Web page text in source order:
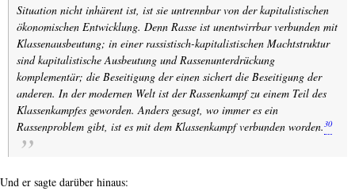
Situation nicht inhärent ist, ist sie untrennbar von der kapitalistischen
ökonomischen Entwicklung. Denn Rasse ist unentwirrbar verbunden mit
Klassenausbeutung; in einer rassistisch-kapitalistischen Machtstruktur
sind kapitalistische Ausbeutung und Rassenunterdrückung
komplementär; die Beseitigung der einen sichert die Beseitigung der
anderen. In der modernen Welt ist der Rassenkampf zu einem Teil des
Klassenkampfes geworden. Anders gesagt, wo immer es ein
Rassenproblem gibt, ist es mit dem Klassenkampf verbunden worden. 30
Und er sagte darüber hinaus: